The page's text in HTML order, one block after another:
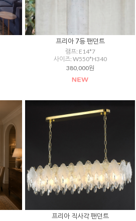
프리아 7등 팬던트
램프: E14*7
사이즈: W550*H340
380,000원
프리아 직사각 팬던트